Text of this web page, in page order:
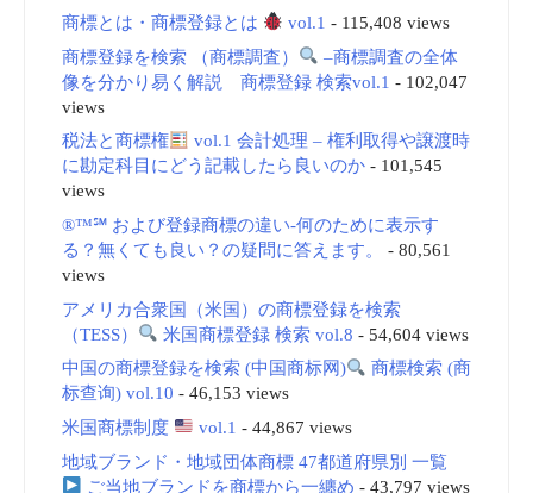
商標とは・商標登録とは
vol.1 - 115,408 views
商標登録を検索 （商標調査）
–商標調査の全体
像を分かり易く解説 商標登録 検索vol.1 - 102,047
views
税法と商標権
vol.1 会計処理 – 権利取得や譲渡時
に勘定科目にどう記載したら良いのか- 101,545
views
®™℠ および登録商標の違い-何のために表示す
る？無くても良い？の疑問に答えます。
- 80,561
views
アメリカ合衆国（米国）の商標登録を検索
（TESS）
米国商標登録 検索 vol.8 - 54,604 views
中国の商標登録を検索 (中国商标网)
商標検索 (商
标查询) vol.10 - 46,153 views
米国商標制度
vol.1 - 44,867 views
地域ブランド・地域団体商標 47都道府県別 一覧
ご当地ブランドを商標から一纏め - 43,797 views